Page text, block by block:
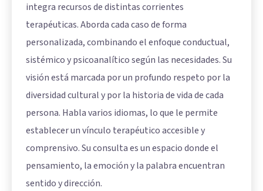
integra recursos de distintas corrientes
terapéuticas. Aborda cada caso de forma
personalizada, combinando el enfoque conductual,
sistémico y psicoanalítico según las necesidades. Su
visión está marcada por un profundo respeto por la
diversidad cultural y por la historia de vida de cada
persona. Habla varios idiomas, lo que le permite
establecer un vínculo terapéutico accesible y
comprensivo. Su consulta es un espacio donde el
pensamiento, la emoción y la palabra encuentran
sentido y dirección.